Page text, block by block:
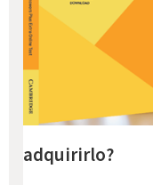
adquirirlo?